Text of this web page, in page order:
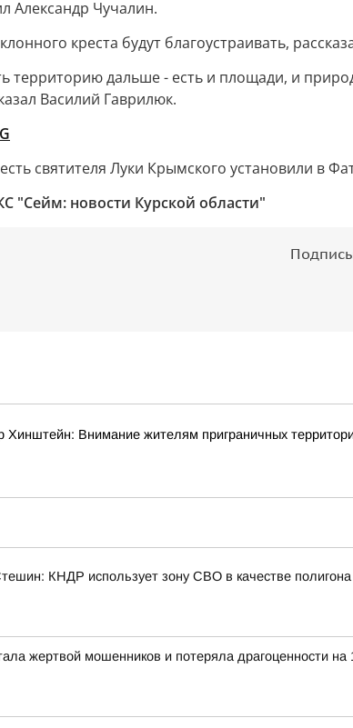
Александр Чучалин.
креста будут благоустраивать,
территорию дальше - есть и площади, и
Василий Гаврилюк.
"Сейм: новости Курской области"
Хинштейн: Внимание жителям приграничных
КНДР использует зону СВО в качестве полигона
жертвой мошенников и потеряла драгоценности